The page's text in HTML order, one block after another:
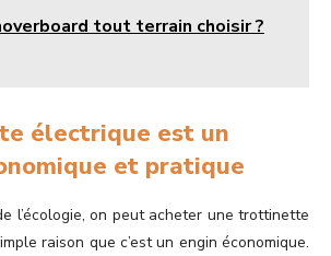
tout terrain choisir ?
électrique est un
et pratique
l’écologie, on peut acheter une trottinette
raison que c’est un engin économique.